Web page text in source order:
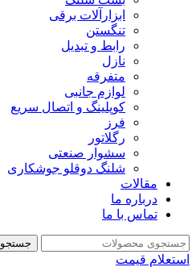
ابزارآلات برقی
تنگستن
رابط و تبدیل
نازل
متفرقه
لوازم جانبی
کوپلینگ و اتصال سریع
فرز
رگلاتور
سشوار صنعتی
شلنگ دوقلو جوشکاری
مقالات
درباره ما
تماس با ما
جستجو
استعلام قیمت